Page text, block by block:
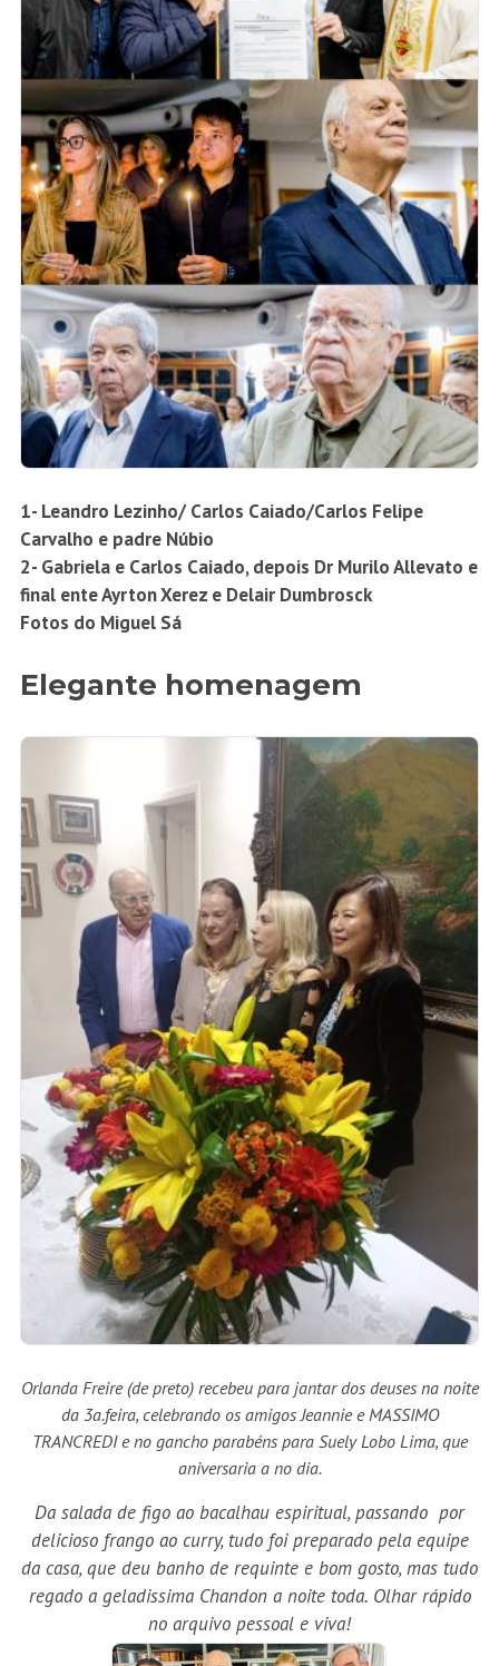
1- Leandro Lezinho/ Carlos Caiado/Carlos Felipe
Carvalho e padre Núbio
2- Gabriela e Carlos Caiado, depois Dr Murilo Allevato e
final ente Ayrton Xerez e Delair Dumbrosck
Fotos do Miguel Sá
Elegante homenagem
Orlanda Freire (de preto) recebeu para jantar dos deuses na noite
da 3a.feira, celebrando os amigos Jeannie e MASSIMO
TRANCREDI e no gancho parabéns para Suely Lobo Lima, que
aniversaria a no dia.
Da salada de figo ao bacalhau espiritual, passando por
delicioso frango ao curry, tudo foi preparado pela equipe
da casa, que deu banho de requinte e bom gosto, mas tudo
regado a geladissima Chandon a noite toda. Olhar rápido
no arquivo pessoal e viva!